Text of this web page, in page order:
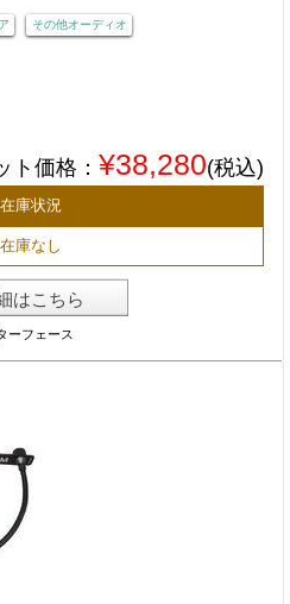
その他オーディオ
ト価格： ¥38,280(税込)
在庫状況
在庫なし
はこちら
ーフェース